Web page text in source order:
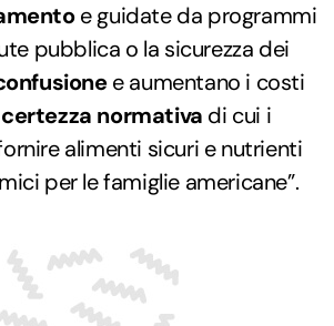
e guidate da programmi
pubblica o la sicurezza dei
e aumentano i costi
normativa di cui i
alimenti sicuri e nutrienti
per le famiglie americane”.